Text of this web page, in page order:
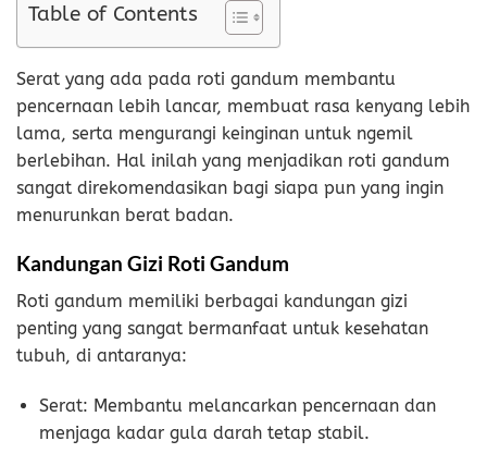
Table of Contents
Serat yang ada pada roti gandum membantu
pencernaan lebih lancar, membuat rasa kenyang lebih
lama, serta mengurangi keinginan untuk ngemil
berlebihan. Hal inilah yang menjadikan roti gandum
sangat direkomendasikan bagi siapa pun yang ingin
menurunkan berat badan.
Kandungan Gizi Roti Gandum
Roti gandum memiliki berbagai kandungan gizi
penting yang sangat bermanfaat untuk kesehatan
tubuh, di antaranya:
Serat: Membantu melancarkan pencernaan dan
menjaga kadar gula darah tetap stabil.